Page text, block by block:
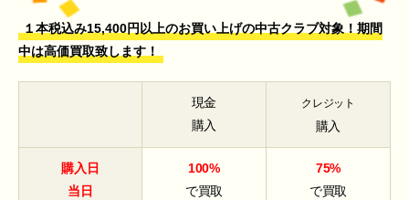
１本税込み15,400円以上のお買い上げの中古クラブ対象！期間
中は高価買取致します！
現金
購入
クレジット
購入
購入日
当日
100%
で買取
75%
で買取